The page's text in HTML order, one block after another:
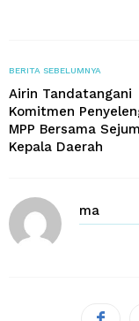
BERITA SEBELUMNYA
Airin Tandatangani
Komitmen
MPP Bersama
Kepala Daerah
ma